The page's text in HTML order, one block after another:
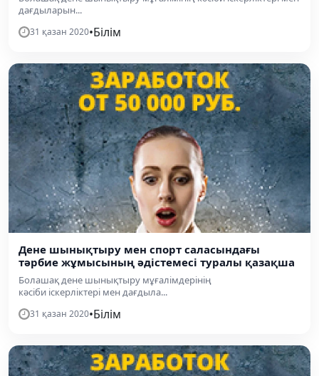
дағдыларын...
31 қазан 2020•Білім
Дене шынықтыру мен спорт саласындағы
тәрбие жұмысының әдістемесі туралы қазақша
Болашақ дене шынықтыру мұғалімдерінің
кәсіби іскерліктері мен дағдыла...
31 қазан 2020•Білім